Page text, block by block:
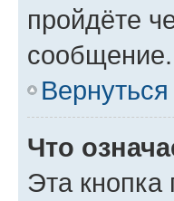
пройдёте
сообщение.
Что
Эта кнопка